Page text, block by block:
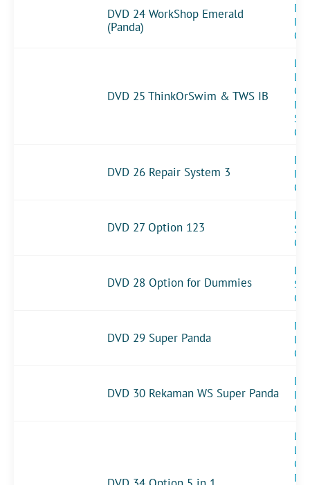
DVD 24 WorkShop Emerald
(Panda)
Leg
DVD 25 ThinkOrSwim & TWS IB
Leg
DVD 26 Repair System 3
Leg
DVD 27 Option 123
DVD 28 Option for Dummies
DVD 29 Super Panda
Leg
DVD 30 Rekaman WS Super Panda
Leg
Leg